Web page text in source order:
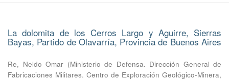
La dolomita de los Cerros Largo y Aguirre, Sierras
Bayas, Partido de Olavarría, Provincia de Buenos Aires
Re, Neldo Omar (Ministerio de Defensa. Dirección General de
Fabricaciones Militares. Centro de Exploración Geológico-Minera,